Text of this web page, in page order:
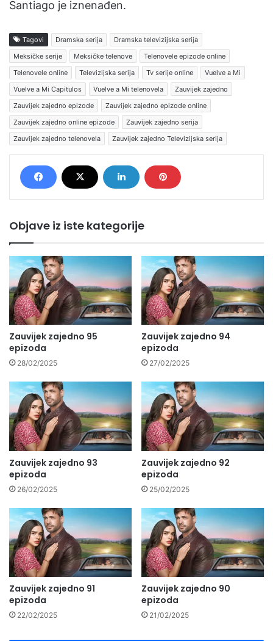
Santiago je iznenađen.
Tagovi Dramska serija
Dramska televizijska serija
Meksičke serije
Meksičke telenove
Telenovele epizode online
Telenovele online
Televizijska serija Tv serije online
Vuelve a Mi
Vuelve a Mi Capitulos
Vuelve a Mi telenovela
Zauvijek zajedno
Zauvijek zajedno epizode
Zauvijek zajedno epizode online
Zauvijek zajedno online epizode
Zauvijek zajedno serija
Zauvijek zajedno telenovela
Zauvijek zajedno Televizijska serija
Objave iz iste kategorije
Zauvijek zajedno 95
epizoda
28/02/2025
Zauvijek zajedno 94
epizoda
27/02/2025
Zauvijek zajedno 93
epizoda
26/02/2025
Zauvijek zajedno 92
epizoda
25/02/2025
Zauvijek zajedno 91
epizoda
22/02/2025
Zauvijek zajedno 90
epizoda
21/02/2025